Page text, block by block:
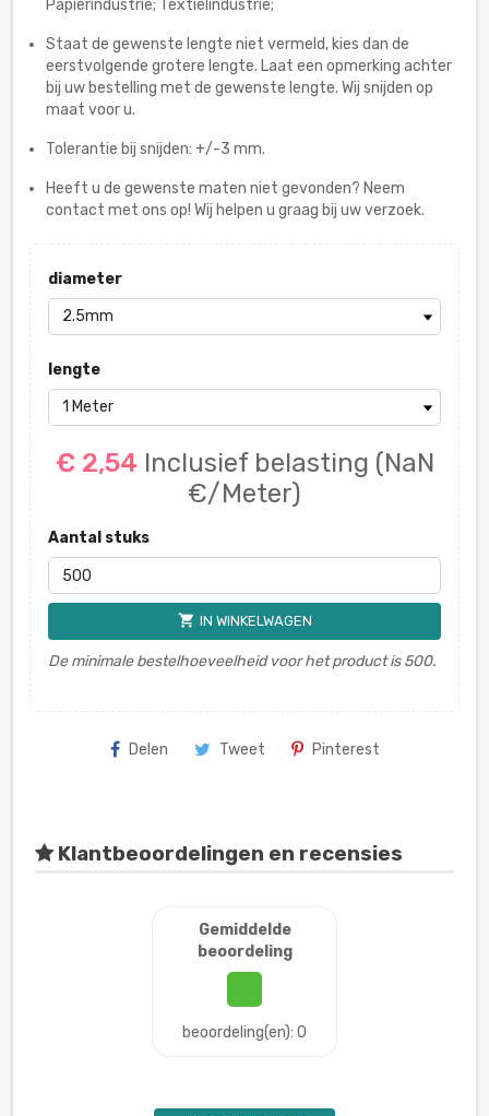
Papierindustrie; Textielindustrie;
Staat de gewenste lengte niet vermeld, kies dan de
eerstvolgende grotere lengte. Laat een opmerking achter
bij uw bestelling met de gewenste lengte. Wij snijden op
maat voor u.
Tolerantie bij snijden: +/-3 mm.
Heeft u de gewenste maten niet gevonden? Neem
contact met ons op! Wij helpen u graag bij uw verzoek.
diameter
lengte
€ 2,54 Inclusief belasting (NaN
€/Meter)
Aantal stuks
shopping_cart IN WINKELWAGEN
De minimale bestelhoeveelheid voor het product is 500.
Delen Tweet Pinterest
Klantbeoordelingen en recensies
Gemiddelde
beoordeling
beoordeling(en): 0